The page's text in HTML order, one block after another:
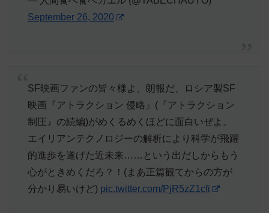
September 26, 2020
SF映画ファンの皆々様よ、朗報だ、ロシア製SF
映画『アトラクション 侵略』(『アトラクション
制圧』の続編)がめくるめくほどに面白いぜよ。
エイリアンテクノロジーの解析により科学が飛躍
的進歩を遂げた近未来……という出だしからもう
心がときめくだろ？！(まあ正篇観てからの方が
分かり易いけど) pic.twitter.com/PjR5zZ1cfi